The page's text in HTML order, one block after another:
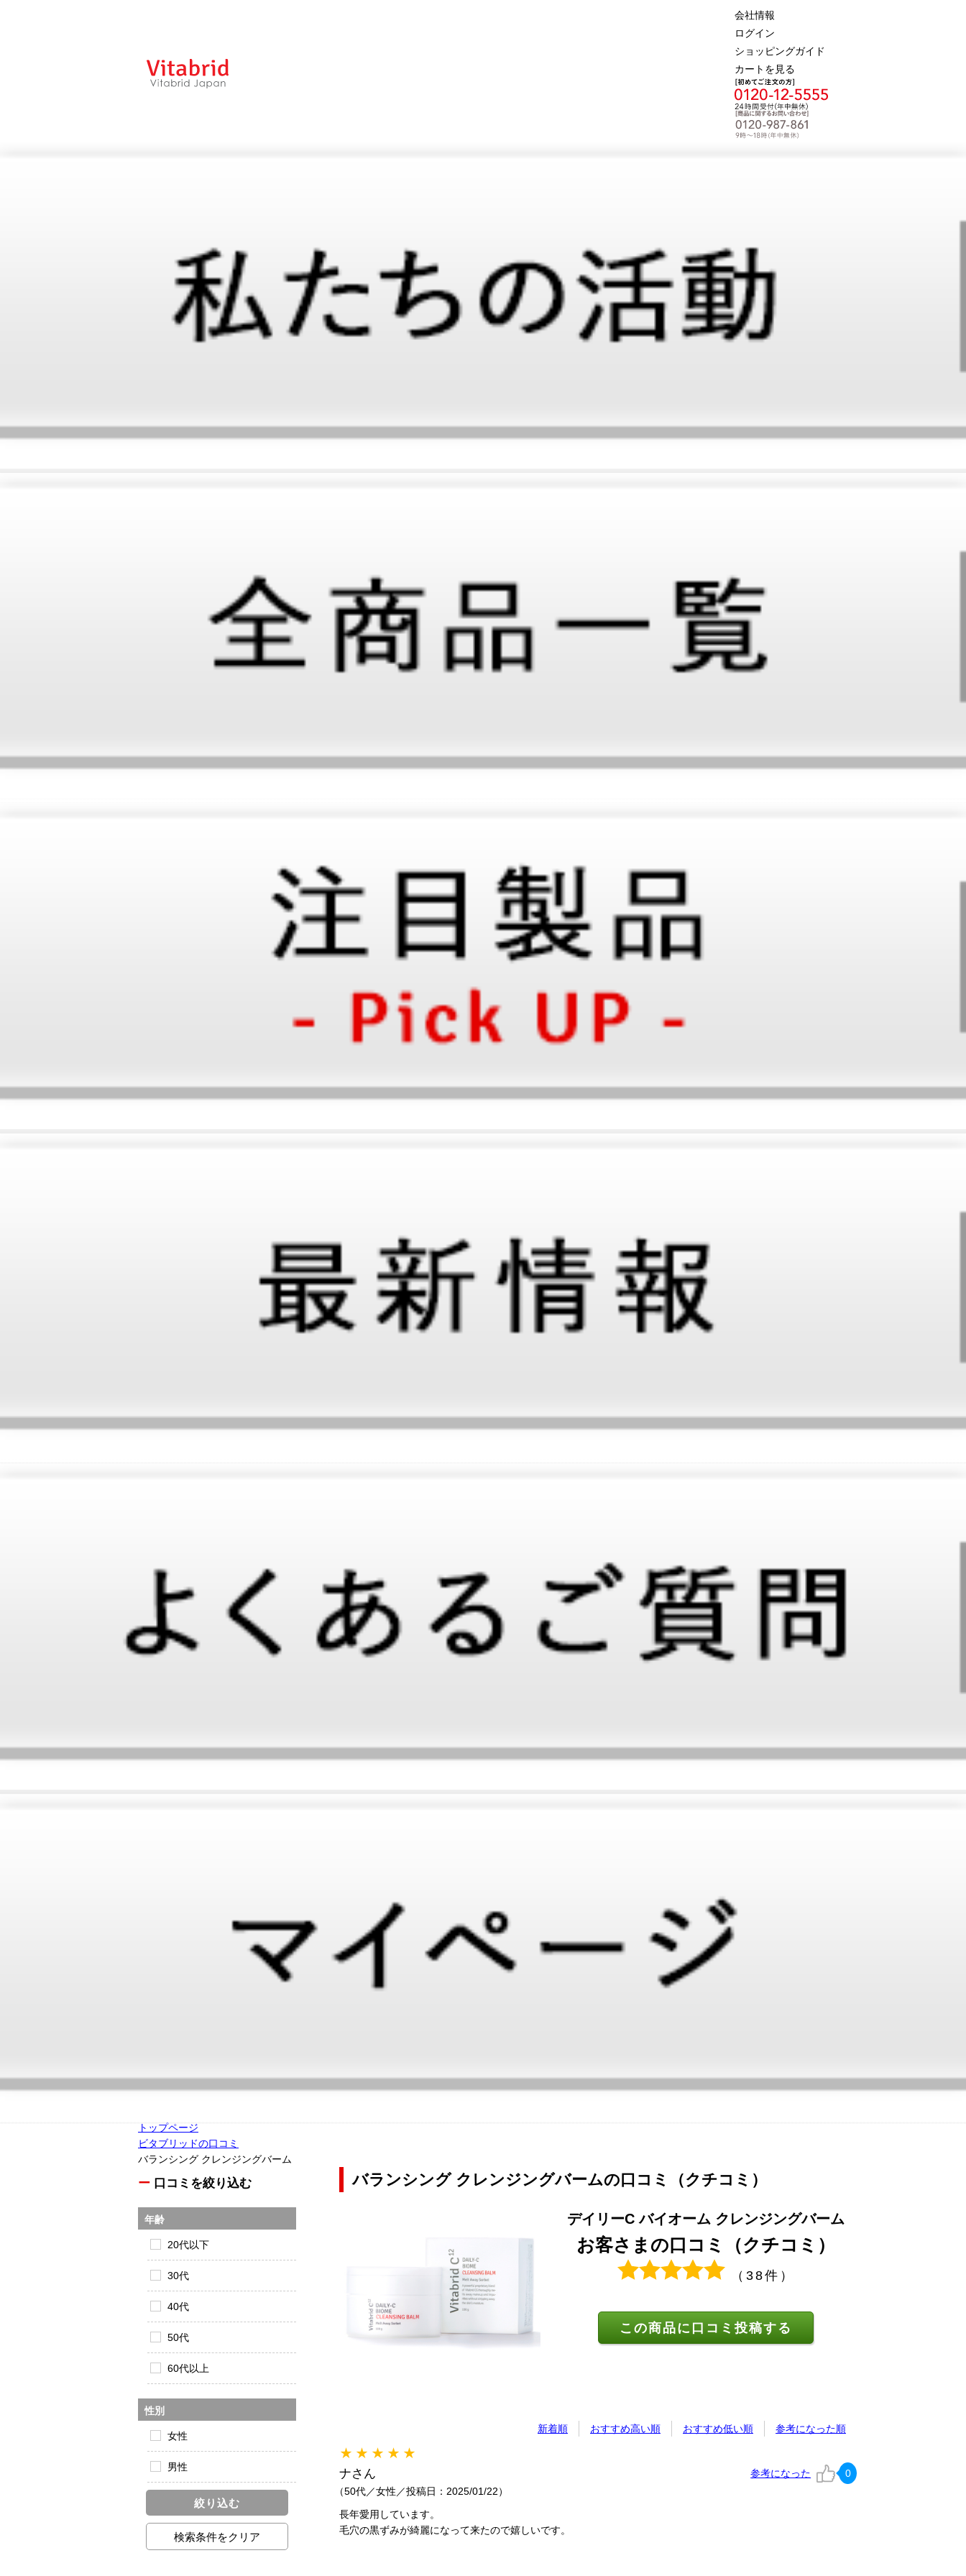
会社情報
ログイン
ショッピングガイド
カートを見る
トップページ
ビタブリッドの口コミ
バランシング クレンジングバーム
ー 口コミを絞り込む
年齢
20代以下
30代
40代
50代
60代以上
性別
女性
男性
絞り込む
検索条件をクリア
バランシング クレンジングバームの口コミ（クチコミ）
デイリーC バイオーム クレンジングバーム
お客さまの口コミ（クチコミ）
（38件）
この商品に口コミ投稿する
新着順 おすすめ高い順 おすすめ低い順 参考になった順
★★★★★
ナさん
（50代／女性／投稿日：2025/01/22）
参考になった 0
長年愛用しています。
毛穴の黒ずみが綺麗になって来たので嬉しいです。